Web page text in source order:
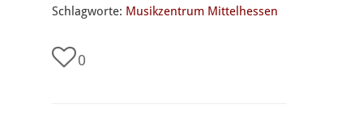
Schlagworte: Musikzentrum Mittelhessen
0